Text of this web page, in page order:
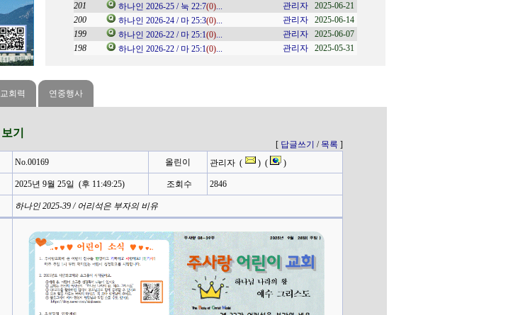
24
19
31
201
하나인 2026-25 / 눅 22:7(0)... 관리자
2025-06-21
200
하나인 2026-24 / 마 25:3(0)... 관리자
2025-06-14
199
하나인 2026-22 / 마 25:1(0)... 관리자
2025-06-07
198
하나인 2026-22 / 마 25:1(0)... 관리자 2025-05-31
교회력 연중행사
기
[ 답글쓰기 / 목록 ]
No.00169 올린이 관리자 ( ) ( )
2025년 9월 25일 (후 11:49:25) 조회수 2846
하나인 2025-39 / 어리석은 부자의 비유